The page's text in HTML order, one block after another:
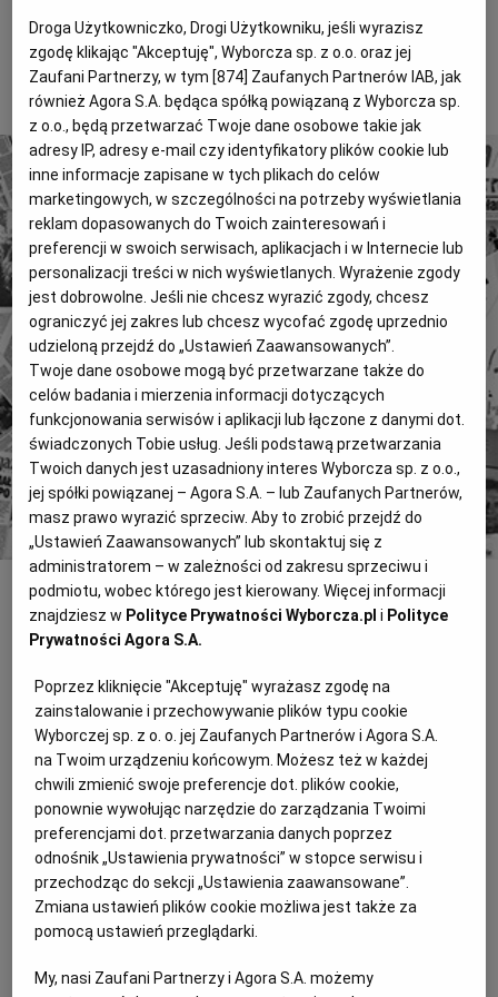
Magazyny Wyborcza Classic
Wyborcza.biz Wysokie Obcasy
BIQdata Jutronauci
Archiwum Inne serwisy
POCZOBUTEM
To tylko fragment artykułu. Aby czytać dalej, kup dostęp
poniżej.
4 miliony tekstów od 1989 roku.
Zyskaj dostęp do archiwalnych treści "Gazety
Wyborczej".
Znajdź historie, których szukasz.
Kup dostęp
lub Zaloguj się
INNE
Łukaszenka więzi rywala
- Mój mąż bardzo schudł w więzieniu. Miał poważne problemy z
nadciśnieniem. Władze nawet w areszcie domowym nie zgadzają
się jednak na wizytę lekarza, bo mąż ma zakaz przyjmowania
osób postronnych - mówi żona opozycyjnego kandydata na
prezydenta Białorusi Uładzimira Niaklajeua
Czemu nie wierzę w samobójstwo
Biebienina
- Ciało Alega znalazł brat. Zobaczył pętlę na szyi, wybiegł z domu
i w szoku zadzwonił do żony: "Aleg się powiesił". Kiedy wrócił i
uważnie przyjrzał się ciału, oddzwonił i powiedział: "Wiesz, jego
Droga Użytkowniczko, Drogi Użytkowniku, jeśli wyrazisz
zgodę klikając "Akceptuję", Wyborcza sp. z o.o. oraz jej
Zaufani Partnerzy, w tym [874] Zaufanych Partnerów IAB, jak
również Agora S.A. będąca spółką powiązaną z Wyborcza sp.
z o.o., będą przetwarzać Twoje dane osobowe takie jak
adresy IP, adresy e-mail czy identyfikatory plików cookie lub
inne informacje zapisane w tych plikach do celów
marketingowych, w szczególności na potrzeby wyświetlania
reklam dopasowanych do Twoich zainteresowań i
preferencji w swoich serwisach, aplikacjach i w Internecie lub
personalizacji treści w nich wyświetlanych. Wyrażenie zgody
jest dobrowolne. Jeśli nie chcesz wyrazić zgody, chcesz
ograniczyć jej zakres lub chcesz wycofać zgodę uprzednio
udzieloną przejdź do „Ustawień Zaawansowanych”.
Twoje dane osobowe mogą być przetwarzane także do
celów badania i mierzenia informacji dotyczących
funkcjonowania serwisów i aplikacji lub łączone z danymi dot.
świadczonych Tobie usług. Jeśli podstawą przetwarzania
Twoich danych jest uzasadniony interes Wyborcza sp. z o.o.,
jej spółki powiązanej – Agora S.A. – lub Zaufanych Partnerów,
masz prawo wyrazić sprzeciw. Aby to zrobić przejdź do
„Ustawień Zaawansowanych” lub skontaktuj się z
administratorem – w zależności od zakresu sprzeciwu i
podmiotu, wobec którego jest kierowany. Więcej informacji
znajdziesz w Polityce Prywatności Wyborcza.pl i Polityce
Prywatności Agora S.A.
Poprzez kliknięcie "Akceptuję" wyrażasz zgodę na
zainstalowanie i przechowywanie plików typu cookie
Wyborczej sp. z o. o. jej Zaufanych Partnerów i Agora S.A.
na Twoim urządzeniu końcowym. Możesz też w każdej
chwili zmienić swoje preferencje dot. plików cookie,
ponownie wywołując narzędzie do zarządzania Twoimi
preferencjami dot. przetwarzania danych poprzez
odnośnik „Ustawienia prywatności” w stopce serwisu i
przechodząc do sekcji „Ustawienia zaawansowane”.
Zmiana ustawień plików cookie możliwa jest także za
pomocą ustawień przeglądarki.
My, nasi Zaufani Partnerzy i Agora S.A. możemy